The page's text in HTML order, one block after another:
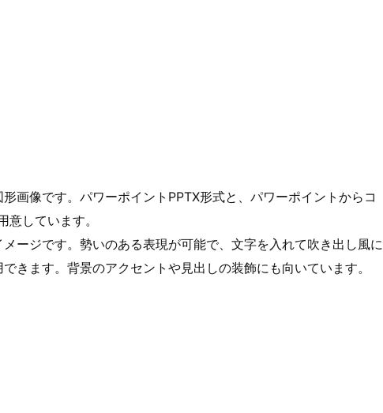
画像です。パワーポイントPPTX形式と、パワーポイントからコ
意しています。
ージです。勢いのある表現が可能で、文字を入れて吹き出し風に
きます。背景のアクセントや見出しの装飾にも向いています。